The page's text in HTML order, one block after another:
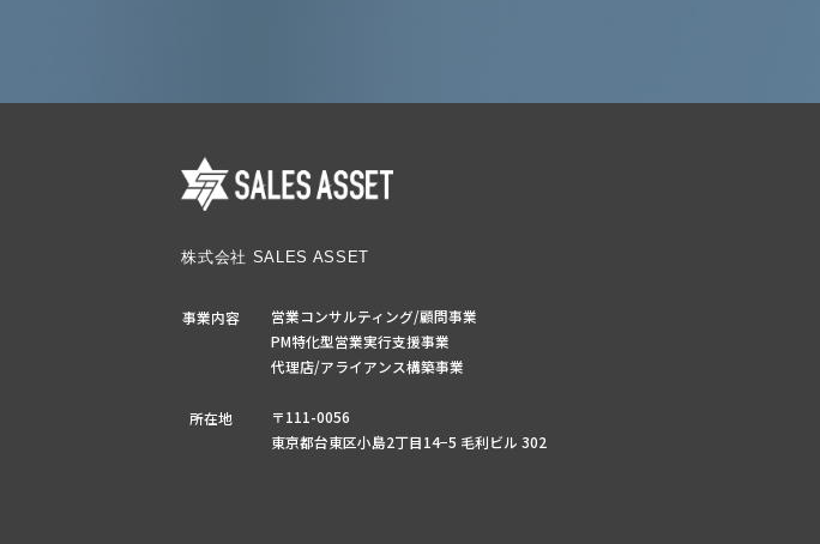
株式会社 SALES ASSET
事業内容
営業コンサルティング/顧問事業
PM特化型営業実行支援事業
代理店/アライアンス構築事業
所在地
〒111-0056
東京都台東区小島2丁目14−5 毛利ビル 302